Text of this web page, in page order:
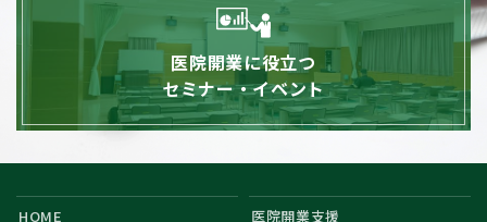
医院開業に役立つ
セミナー・イベント
HOME 医院開業支援